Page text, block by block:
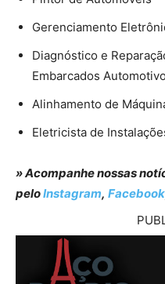
Gerenciamento
Diagnóstico e
Embarcados
Alinhamento de
Eletricista de
» Acompanhe nossas
peloInstagram, Facebook